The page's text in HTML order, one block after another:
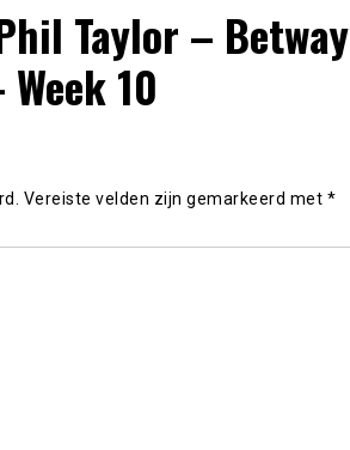
Taylor – Betway
10
Vereiste velden zijn gemarkeerd met *